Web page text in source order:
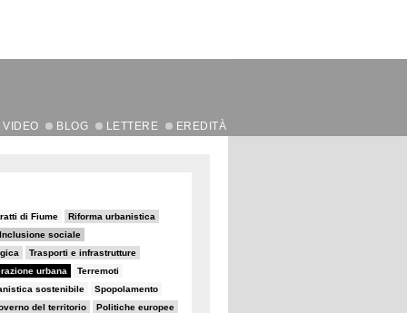
VIDEO BLOG LETTERE EREDITÀ
di Fiume Riforma urbanistica
Inclusione sociale
Trasporti e infrastrutture
urbana Terremoti
sostenibile Spopolamento
del territorio Politiche europee